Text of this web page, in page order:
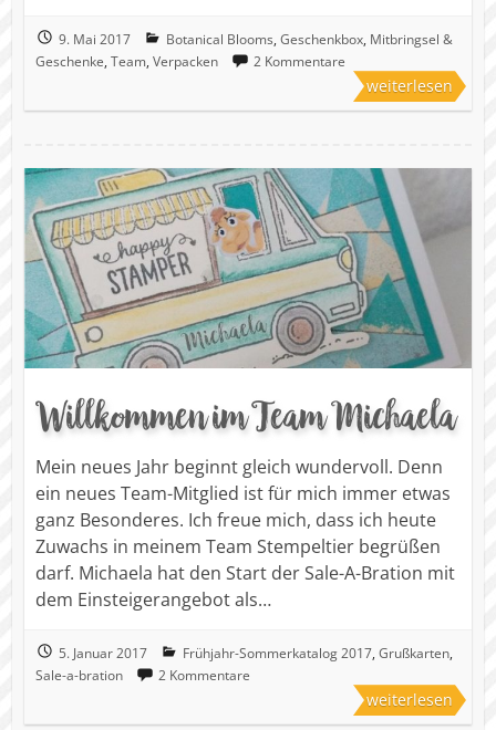
9. Mai 2017 Botanical Blooms, Geschenkbox, Mitbringsel &
Geschenke, Team, Verpacken 2 Kommentare
weiterlesen
Willkommen im Team Michaela
Mein neues Jahr beginnt gleich wundervoll. Denn
ein neues Team-Mitglied ist für mich immer etwas
ganz Besonderes. Ich freue mich, dass ich heute
Zuwachs in meinem Team Stempeltier begrüßen
darf. Michaela hat den Start der Sale-A-Bration mit
dem Einsteigerangebot als…
5. Januar 2017 Frühjahr-Sommerkatalog 2017, Grußkarten,
Sale-a-bration
2 Kommentare
weiterlesen